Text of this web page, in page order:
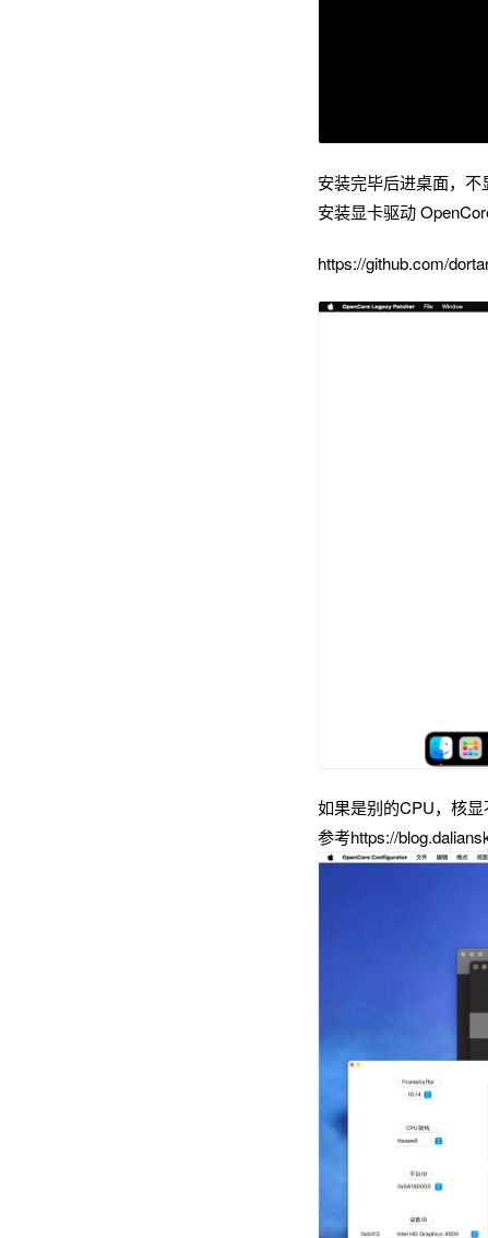
安装完毕后进桌面，不
安装显卡驱动
https://github.com/
如果是别的CPU，核
参考https://